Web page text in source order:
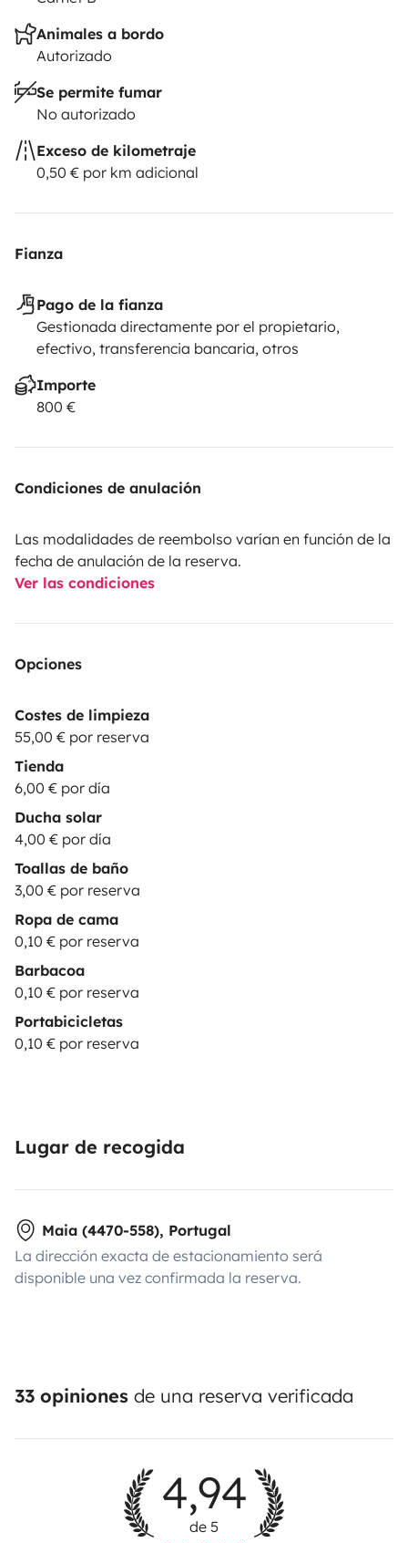
Animales a bordo
Autorizado
Se permite fumar
No autorizado
Exceso de kilometraje
0,50 € por km adicional
Fianza
Pago de la fianza
Gestionada directamente por el propietario,
efectivo, transferencia bancaria, otros
Importe
800 €
Condiciones de anulación
Las modalidades de reembolso varían en función de la
fecha de anulación de la reserva.
Ver las condiciones
Opciones
Costes de limpieza
55,00 € por reserva
Tienda
6,00 € por día
Ducha solar
4,00 € por día
Toallas de baño
3,00 € por reserva
Ropa de cama
0,10 € por reserva
Barbacoa
0,10 € por reserva
Portabicicletas
0,10 € por reserva
Lugar de recogida
Maia (4470-558), Portugal
La dirección exacta de estacionamiento será
disponible una vez confirmada la reserva.
33 opiniones de una reserva verificada
4,94
de 5